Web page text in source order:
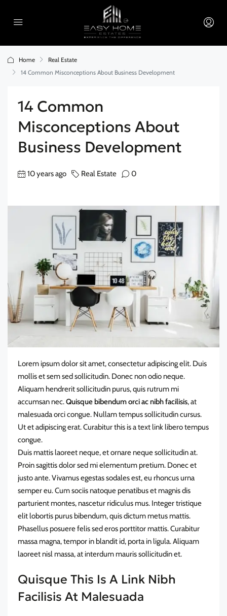
Home
Real Estate
14 Common Misconceptions About Business Development
14 Common
Misconceptions About
Business Development
10 years ago Real Estate 0
Lorem ipsum dolor sit amet, consectetur adipiscing elit. Duis
mollis et sem sed sollicitudin. Donec non odio neque.
Aliquam hendrerit sollicitudin purus, quis rutrum mi
accumsan nec.Quisque bibendum orci ac nibh facilisis, at
malesuada orci congue. Nullam tempus sollicitudin cursus.
Ut et adipiscing erat. Curabiturthis is a text link libero tempus
congue.
Duis mattis laoreet neque, et ornare neque sollicitudin at.
Proin sagittis dolor sed mi elementum pretium. Donec et
justo ante. Vivamus egestas sodales est, eu rhoncus urna
semper eu. Cum sociis natoque penatibus et magnis dis
parturient montes, nascetur ridiculus mus. Integer tristique
elit lobortis purus bibendum, quis dictum metus mattis.
Phasellus posuere felis sed eros porttitor mattis. Curabitur
massa magna, tempor in blandit id, porta in ligula. Aliquam
laoreet nisl massa, at interdum mauris sollicitudin et.
Quisque This Is A Link Nibh
Facilisis At Malesuada